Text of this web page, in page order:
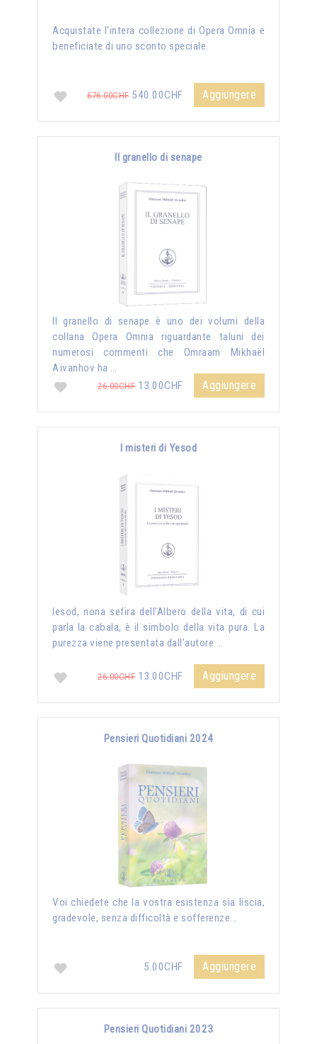
Acquistate l'intera collezione di Opera Omnia e
beneficiate di uno sconto speciale.
676.00CHF540.00CHF Aggiungere
Il granello di senape
Il granello di senape è uno dei volumi della
collana Opera Omnia riguardante taluni dei
numerosi commenti che Omraam Mikhaël
Aïvanhov ha …
26.00CHF 13.00CHF Aggiungere
I misteri di Yesod
Iesod, nona sefira dell’Albero della vita, di cui
parla la cabala, è il simbolo della vita pura. La
purezza viene presentata dall'autore …
26.00CHF 13.00CHF Aggiungere
Pensieri Quotidiani 2024
Voi chiedete che la vostra esistenza sia liscia,
gradevole, senza difficoltà e sofferenze...
5.00CHF Aggiungere
Pensieri Quotidiani 2023